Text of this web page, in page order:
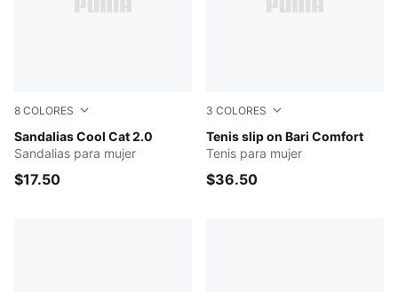
8 COLORES
Sandalias Cool Cat 2.0
PUMA Black-PUMA Black
Sandalias para mujer
$17.50
3 COLORES
Tenis slip on Bari Comfort
PUMA White-PUMA Silver
Tenis para mujer
$36.50